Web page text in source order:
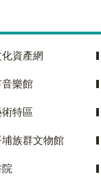
資產網
樂館
特區
族群文物館